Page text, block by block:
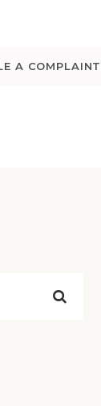
A COMPLAINT